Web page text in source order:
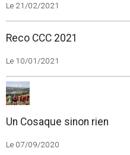
Le 21/02/2021
Reco CCC 2021
Le 10/01/2021
Un Cosaque sinon rien
Le 07/09/2020